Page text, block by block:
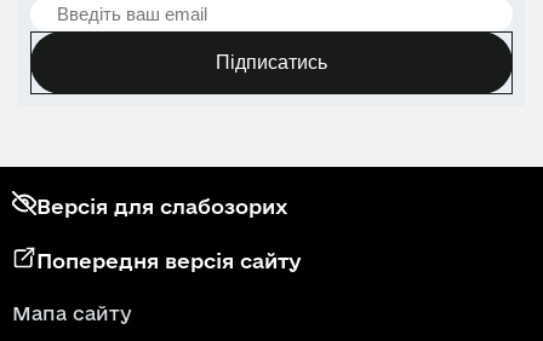
Підписатись
Версія для слабозорих
Попередня версія сайту
Мапа сайту